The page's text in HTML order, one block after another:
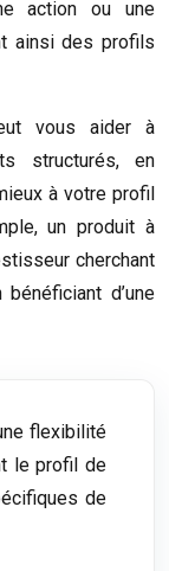
action ou une
ainsi des profils
vous aider à
structurés, en
à votre profil
un produit à
cherchant
d’une
flexibilité
le profil de
de